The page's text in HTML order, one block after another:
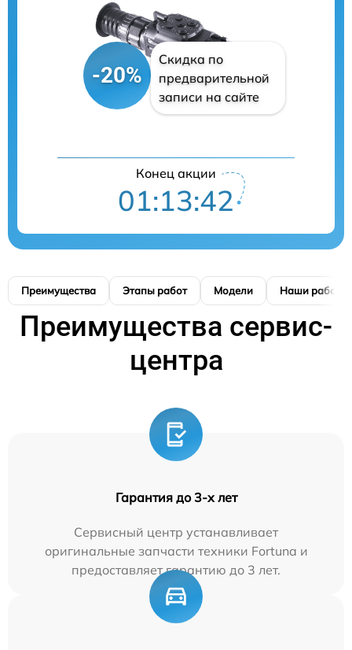
-20%
Скидка по
предварительной
записи на сайте
Конец акции
01:13:41
Преимущества Этапы работ Модели Наши работы
Преимущества сервис-
центра
Гарантия до 3-х лет
Сервисный центр устанавливает
оригинальные запчасти техники Fortuna и
предоставляет гарантию до 3 лет.